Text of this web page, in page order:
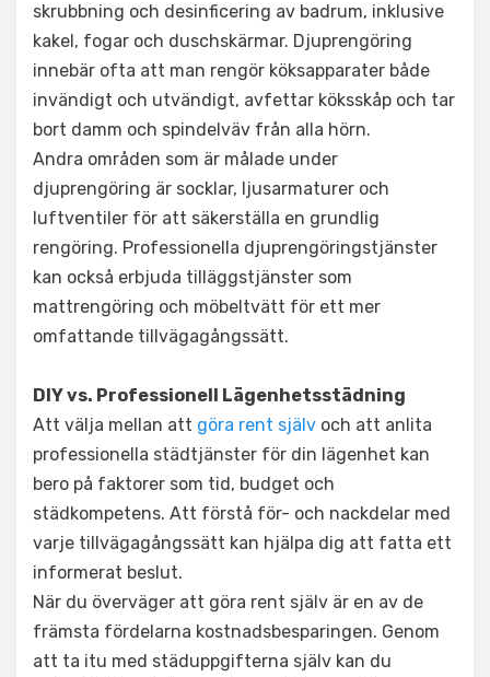
skrubbning och desinficering av badrum, inklusive
kakel, fogar och duschskärmar. Djuprengöring
innebär ofta att man rengör köksapparater både
invändigt och utvändigt, avfettar köksskåp och tar
bort damm och spindelväv från alla hörn.
Andra områden som är målade under
djuprengöring är socklar, ljusarmaturer och
luftventiler för att säkerställa en grundlig
rengöring. Professionella djuprengöringstjänster
kan också erbjuda tilläggstjänster som
mattrengöring och möbeltvätt för ett mer
omfattande tillvägagångssätt.
DIY vs. Professionell Lägenhetsstädning
Att välja mellan att göra rent själv och att anlita
professionella städtjänster för din lägenhet kan
bero på faktorer som tid, budget och
städkompetens. Att förstå för- och nackdelar med
varje tillvägagångssätt kan hjälpa dig att fatta ett
informerat beslut.
När du överväger att göra rent själv är en av de
främsta fördelarna kostnadsbesparingen. Genom
att ta itu med städuppgifterna själv kan du